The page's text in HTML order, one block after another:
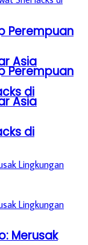
Perempuan
Asia
di
Merusak
Perempuan
Asia
di